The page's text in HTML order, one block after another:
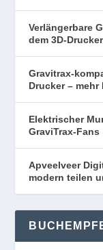
Verlängerbare
dem 3D-
Gravitrax-
Drucker –
Elektrischer
GraviTrax-Fans
Apveelveer
modern teilen